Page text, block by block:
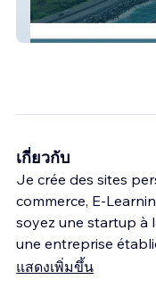
เกี่ยวกับ
Je crée des sites
commerce, E-
soyez une startup à
une entreprise
แสดงเพิ่มขึ้น